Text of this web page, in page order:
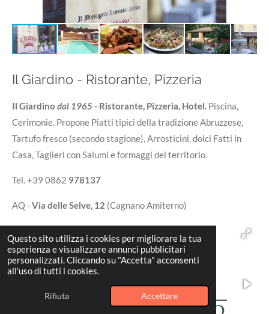
Questo sito utilizza i cookies per migliorare la tua
esperienza e visualizzare annunci pubblicitari
personalizzati. Cliccando su "Accetta" acconsenti
all'uso di tutti i cookies.
Rifiuta Accettare
Il Giardino - Ristorante, Pizzeria
Il Giardino dal 1965- Ristorante, Pizzeria, Hotel. Piscina,
Cerimonie. Propone Piatti tipici della tradizione Abruzzese,
Tartufo fresco (secondo stagione), Arrosticini, dolci Fatti in
Casa, Taglieri con Salumi e formaggi del territorio.
Tel. +39 0862 978137
AQ -Via delle Selve, 12 (Cagnano Amiterno)